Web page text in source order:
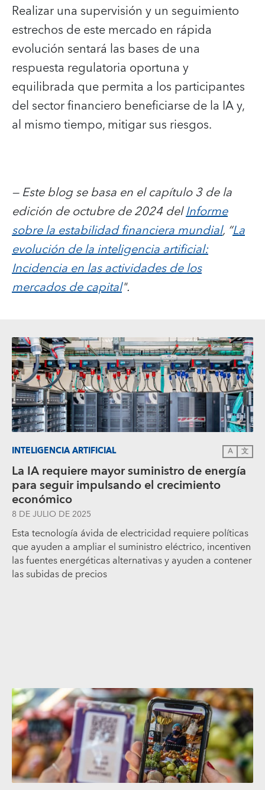
Realizar una supervisión y un seguimiento
estrechos de este mercado en rápida
evolución sentará las bases de una
respuesta regulatoria oportuna y
equilibrada que permita a los participantes
del sector financiero beneficiarse de la IA y,
al mismo tiempo, mitigar sus riesgos.
— Este blog se basa en el capítulo 3 de la
edición de octubre de 2024 delInforme
sobre la estabilidad financiera mundial, “La
evolución de la inteligencia artificial:
Incidencia en las actividades de los
mercados de capital".
INTELIGENCIA ARTIFICIAL A 文
La IA requiere mayor suministro de energía
para seguir impulsando el crecimiento
económico
8 DE JULIO DE 2025
Esta tecnología ávida de electricidad requiere políticas
que ayuden a ampliar el suministro eléctrico, incentiven
las fuentes energéticas alternativas y ayuden a contener
las subidas de precios